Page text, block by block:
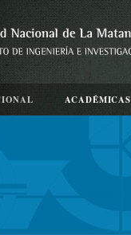
ACADÉMICAS